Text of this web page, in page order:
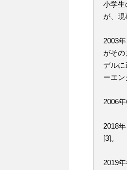
小学生
が、現
2003
がそ
デル
ーエン
2006
2018
[3]。
2019